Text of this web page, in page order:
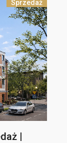
Sprzedaż
|